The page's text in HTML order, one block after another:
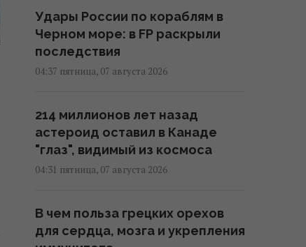
Удары России по кораблям в
Черном море: в FP раскрыли
последствия
04:37 пятница, 07 августа 2026
214 миллионов лет назад
астероид оставил в Канаде
"глаз", видимый из космоса
04:31 пятница, 07 августа 2026
В чем польза грецких орехов
для сердца, мозга и укрепления